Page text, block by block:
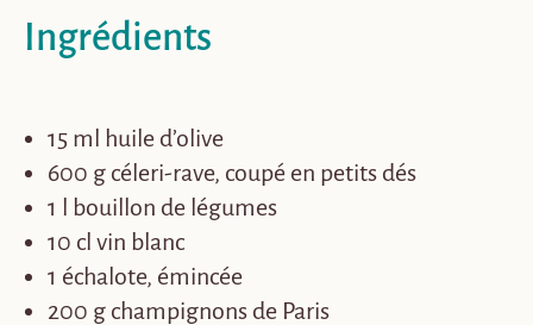
Ingrédients
15 ml huile d’olive
600 g céleri-rave, coupé en petits dés
1 l bouillon de légumes
10 cl vin blanc
1 échalote, émincée
200 g champignons de Paris